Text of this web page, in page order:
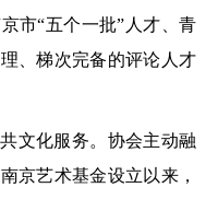
市“五个一批”人才、青
、梯次完备的评论人才
文化服务。协会主动融
京艺术基金设立以来，